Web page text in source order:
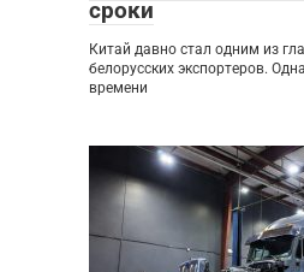
сроки
Китай давно стал одним из
белорусских экспортеров.
времени